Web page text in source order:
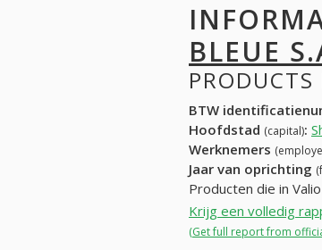
BLEUE
BTW
Hoofdstad (capital):
Werknemers
Jaar van oprichting
Producten die in
Krijg een volledig
(Get full report from